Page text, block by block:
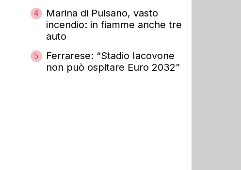
4
Marina di Pulsano, vasto
incendio: in fiamme anche tre
auto
5
Ferrarese: “Stadio Iacovone
non può ospitare Euro 2032”